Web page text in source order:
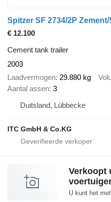
Spitzer SF 2734/2P
€ 12.100
Cement tank trailer
2003
Laadvermogen 29.880 kg
Aantal assen 3
Duitsland, Lübbecke
ITC GmbH & Co.KG
Verkoopt
U kunt het